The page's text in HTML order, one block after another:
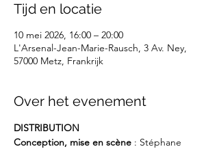
Tijd en locatie
10 mei 2026, 16:00 – 20:00
L'Arsenal-Jean-Marie-Rausch, 3 Av. Ney,
57000 Metz, Frankrijk
Over het evenement
DISTRIBUTION
Conception, mise en scène : Stéphane